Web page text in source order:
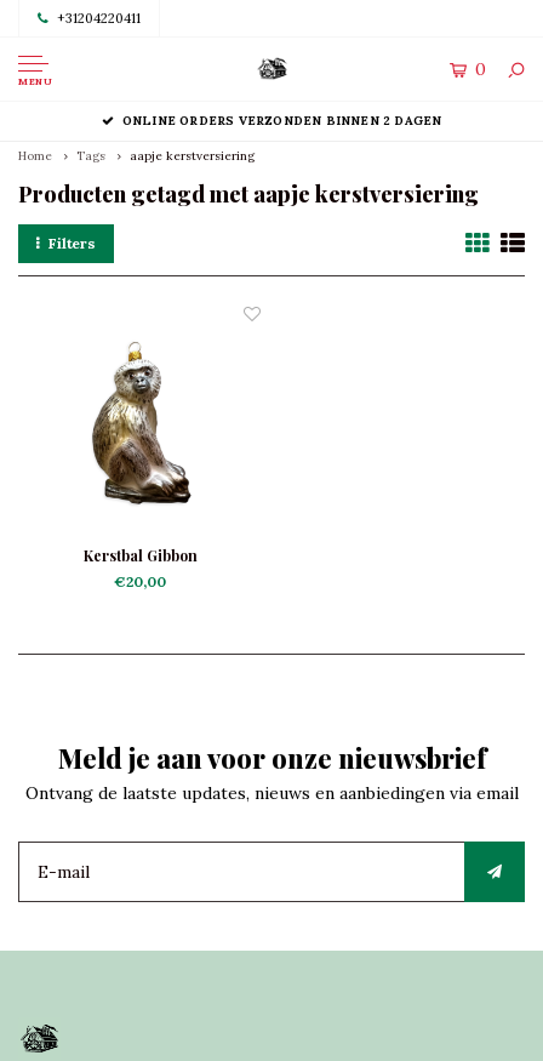
+31204220411
MENU
0
ONLINE ORDERS VERZONDEN BINNEN 2 DAGEN
Home Tags aapje kerstversiering
Producten getagd met aapje kerstversiering
Filters
Kerstbal Gibbon
€20,00
Meld je aan voor onze nieuwsbrief
Ontvang de laatste updates, nieuws en aanbiedingen via email